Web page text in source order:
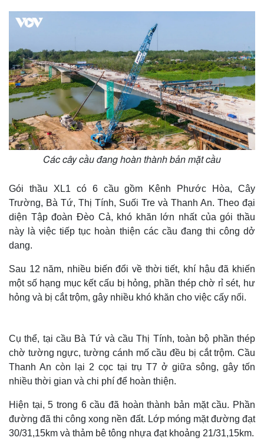
Quan sát
Cuộc sống đó đây
Hồ sơ
Ảnh
E-Magazine
Các cây cầu đang hoàn thành bản mặt cầu
Gói thầu XL1 có 6 cầu gồm Kênh Phước Hòa, Cây
Trường, Bà Tứ, Thị Tính, Suối Tre và Thanh An. Theo đại
diện Tập đoàn Đèo Cả, khó khăn lớn nhất của gói thầu
này là việc tiếp tục hoàn thiện các cầu đang thi công dở
dang.
Sau 12 năm, nhiều biến đổi về thời tiết, khí hậu đã khiến
một số hạng mục kết cấu bị hỏng, phần thép chờ rỉ sét, hư
hỏng và bị cắt trộm, gây nhiều khó khăn cho việc cấy nối.
Cụ thể, tại cầu Bà Tứ và cầu Thị Tính, toàn bộ phần thép
chờ tường ngực, tường cánh mố cầu đều bị cắt trộm. Cầu
Thanh An còn lại 2 cọc tại trụ T7 ở giữa sông, gây tốn
nhiều thời gian và chi phí để hoàn thiện.
Hiện tại, 5 trong 6 cầu đã hoàn thành bản mặt cầu. Phần
đường đã thi công xong nền đất. Lớp móng mặt đường đạt
30/31,15km và thảm bê tông nhựa đạt khoảng 21/31,15km.